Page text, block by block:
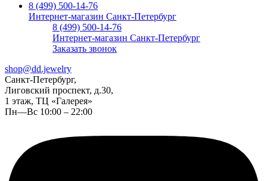
8 (499) 500-14-76
Интернет-магазин Санкт-Петербург
8 (499) 500-14-76
Интернет-магазин Санкт-Петербург
Заказать звонок
shop@dd.jewelry
Санкт-Петербург,
Лиговский проспект, д.30,
1 этаж, ТЦ «Галерея»
Пн—Вс 10:00 – 22:00